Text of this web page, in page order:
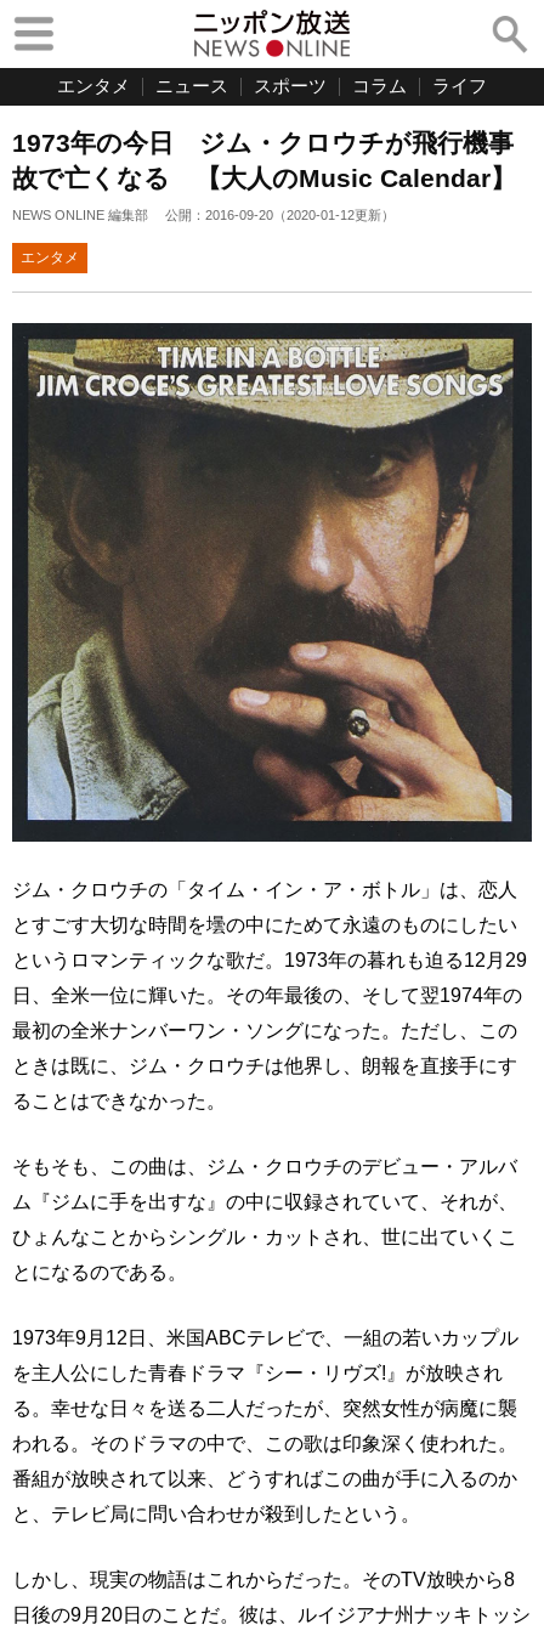
エンタメ ニュース スポーツ コラム ライフ
1973年の今日 ジム・クロウチが飛行機事
故で亡くなる 【大人のMusic Calendar】
NEWS ONLINE 編集部 公開： 2016-09-20 （2020-01-12更新）
エンタメ
ジム・クロウチの「タイム・イン・ア・ボトル」は、恋人
とすごす大切な時間を壜の中にためて永遠のものにしたい
というロマンティックな歌だ。1973年の暮れも迫る12月29
日、全米一位に輝いた。その年最後の、そして翌1974年の
最初の全米ナンバーワン・ソングになった。ただし、この
ときは既に、ジム・クロウチは他界し、朗報を直接手にす
ることはできなかった。
そもそも、この曲は、ジム・クロウチのデビュー・アルバ
ム『ジムに手を出すな』の中に収録されていて、それが、
ひょんなことからシングル・カットされ、世に出ていくこ
とになるのである。
1973年9月12日、米国ABCテレビで、一組の若いカップル
を主人公にした青春ドラマ『シー・リヴズ!』が放映され
る。幸せな日々を送る二人だったが、突然女性が病魔に襲
われる。そのドラマの中で、この歌は印象深く使われた。
番組が放映されて以来、どうすればこの曲が手に入るのか
と、テレビ局に問い合わせが殺到したという。
しかし、現実の物語はこれからだった。そのTV放映から8
日後の9月20日のことだ。彼は、ルイジアナ州ナッキトッシ